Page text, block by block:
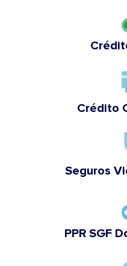
Crédito
Seguros
PPR SGF